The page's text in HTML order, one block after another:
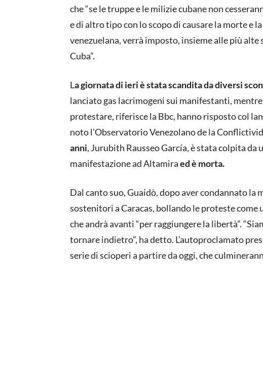
che “se le truppe e le milizie cubane non
e di altro tipo con lo scopo di causare la morte e
venezuelana, verrà imposto, insieme alle più
Cuba”.
La giornata di ieri è stata scandita da diversi
lanciato gas lacrimogeni sui manifestanti,
protestare, riferisce la Bbc, hanno risposto col
noto l’Observatorio Venezolano de la
anni, Jurubith Rausseo García, è stata colpita
manifestazione ad Altamiraed è morta.
Dal canto suo, Guaidò, dopo aver condannato la
sostenitori a Caracas, bollando le proteste come
che andrà avanti “per raggiungere la libertà”.
tornare indietro”, ha detto. L’autoproclamato
serie di scioperi a partire da oggi, che